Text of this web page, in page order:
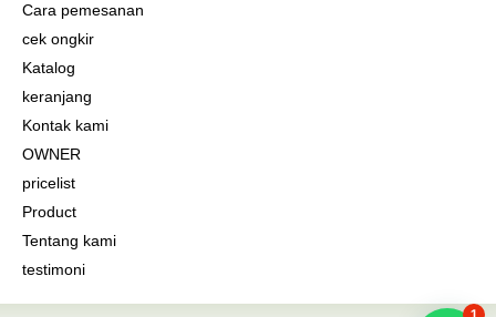
Cara pemesanan
cek ongkir
Katalog
keranjang
Kontak kami
OWNER
pricelist
Product
Tentang kami
testimoni